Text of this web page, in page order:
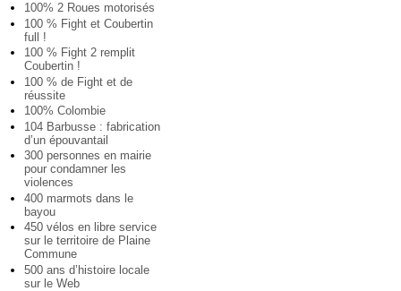
100% 2 Roues motorisés
100 % Fight et Coubertin
full !
100 % Fight 2 remplit
Coubertin !
100 % de Fight et de
réussite
100% Colombie
104 Barbusse : fabrication
d’un épouvantail
300 personnes en mairie
pour condamner les
violences
400 marmots dans le
bayou
450 vélos en libre service
sur le territoire de Plaine
Commune
500 ans d’histoire locale
sur le Web